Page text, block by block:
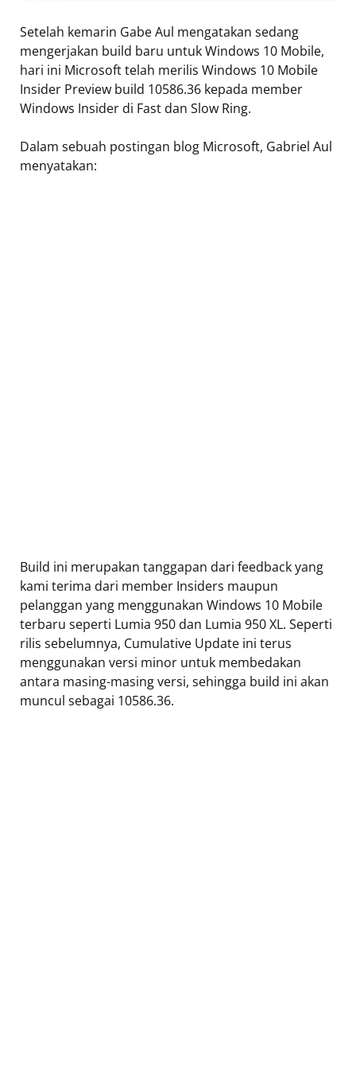
Setelah kemarin Gabe Aul mengatakan sedang
mengerjakan build baru untuk Windows 10 Mobile,
hari ini Microsoft telah merilis Windows 10 Mobile
Insider Preview build 10586.36 kepada member
Windows Insider di Fast dan Slow Ring.
Dalam sebuah postingan blog Microsoft, Gabriel Aul
menyatakan:
Build ini merupakan tanggapan dari feedback yang
kami terima dari member Insiders maupun
pelanggan yang menggunakan Windows 10 Mobile
terbaru seperti Lumia 950 dan Lumia 950 XL. Seperti
rilis sebelumnya, Cumulative Update ini terus
menggunakan versi minor untuk membedakan
antara masing-masing versi, sehingga build ini akan
muncul sebagai 10586.36.